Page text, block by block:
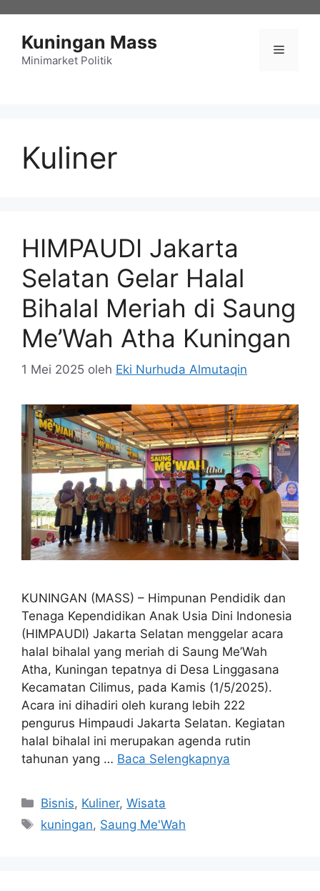
Kuningan Mass
Minimarket Politik
Menu
Kuliner
HIMPAUDI Jakarta
Selatan Gelar Halal
Bihalal Meriah di Saung
Me’Wah Atha Kuningan
1 Mei 2025 oleh Eki Nurhuda Almutaqin
KUNINGAN (MASS) – Himpunan Pendidik dan
Tenaga Kependidikan Anak Usia Dini Indonesia
(HIMPAUDI) Jakarta Selatan menggelar acara
halal bihalal yang meriah di Saung Me’Wah
Atha, Kuningan tepatnya di Desa Linggasana
Kecamatan Cilimus, pada Kamis (1/5/2025).
Acara ini dihadiri oleh kurang lebih 222
pengurus Himpaudi Jakarta Selatan. Kegiatan
halal bihalal ini merupakan agenda rutin
tahunan yang … Baca Selengkapnya
Kategori
Bisnis, Kuliner,Wisata
Tag
kuningan, Saung Me'Wah